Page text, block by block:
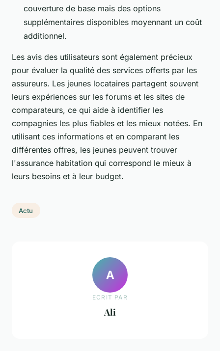
couverture de base mais des options
supplémentaires disponibles moyennant un coût
additionnel.
Les avis des utilisateurs sont également précieux
pour évaluer la qualité des services offerts par les
assureurs. Les jeunes locataires partagent souvent
leurs expériences sur les forums et les sites de
comparateurs, ce qui aide à identifier les
compagnies les plus fiables et les mieux notées. En
utilisant ces informations et en comparant les
différentes offres, les jeunes peuvent trouver
l'assurance habitation qui correspond le mieux à
leurs besoins et à leur budget.
Actu
A
ECRIT PAR
Ali